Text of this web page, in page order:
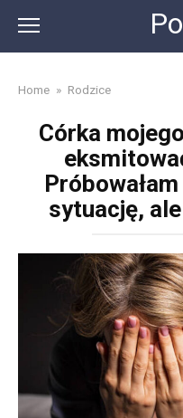
content
Home » Rodzice
Córka
sytuację,